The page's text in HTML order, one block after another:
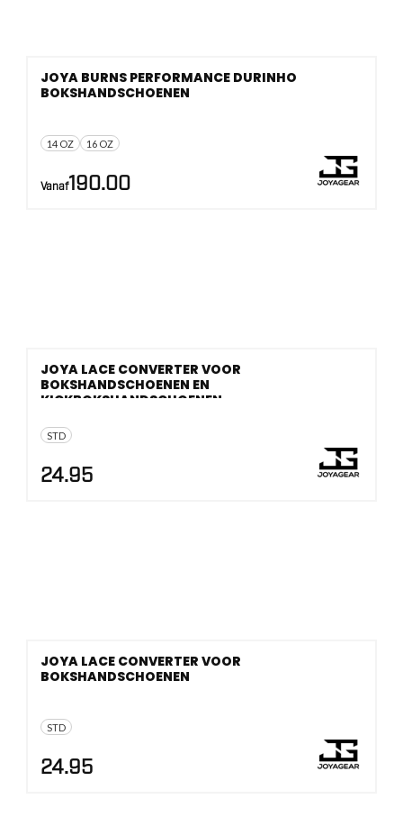
14 OZ 16 OZ
JOYA BURNS PERFORMANCE DURINHO
BOKSHANDSCHOENEN
Vanaf190.00
STD
JOYA LACE CONVERTER VOOR
BOKSHANDSCHOENEN EN
KICKBOKSHANDSCHOENEN
24.95
STD
JOYA LACE CONVERTER VOOR
BOKSHANDSCHOENEN
24.95